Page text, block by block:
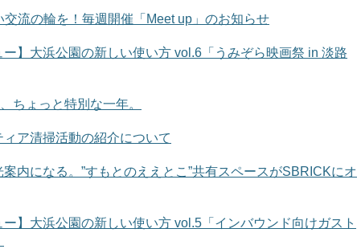
交流の輪を！毎週開催「Meet up」のお知らせ
ー】大浜公園の新しい使い方 vol.6「うみぞら映画祭 in 淡路
ちょっと特別な一年。
ア清掃活動の紹介について
内になる。”すもとのええとこ”共有スペースがSBRICKにオ
ー】大浜公園の新しい使い方 vol.5「インバウンド向けガスト